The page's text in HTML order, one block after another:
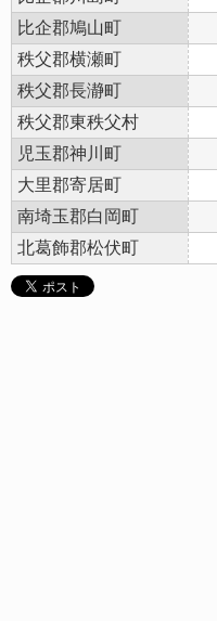
比企郡鳩山町
秩父郡横瀬町
秩父郡長瀞町
秩父郡東秩父村
児玉郡神川町
大里郡寄居町
南埼玉郡白岡町
北葛飾郡松伏町